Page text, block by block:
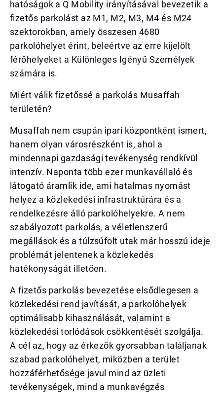
hatóságok a Q Mobility irányításával bevezetik a
fizetős parkolást az M1, M2, M3, M4 és M24
szektorokban, amely összesen 4680
parkolóhelyet érint, beleértve az erre kijelölt
férőhelyeket a Különleges Igényű Személyek
számára is.
Miért válik fizetőssé a parkolás Musaffah
területén?
Musaffah nem csupán ipari központként ismert,
hanem olyan városrészként is, ahol a
mindennapi gazdasági tevékenység rendkívül
intenzív. Naponta több ezer munkavállaló és
látogató áramlik ide, ami hatalmas nyomást
helyez a közlekedési infrastruktúrára és a
rendelkezésre álló parkolóhelyekre. A nem
szabályozott parkolás, a véletlenszerű
megállások és a túlzsúfolt utak már hosszú ideje
problémát jelentenek a közlekedés
hatékonyságát illetően.
A fizetős parkolás bevezetése elsődlegesen a
közlekedési rend javítását, a parkolóhelyek
optimálisabb kihasználását, valamint a
közlekedési torlódások csökkentését szolgálja.
A cél az, hogy az érkezők gyorsabban találjanak
szabad parkolóhelyet, miközben a terület
hozzáférhetősége javul mind az üzleti
tevékenységek, mind a munkavégzés